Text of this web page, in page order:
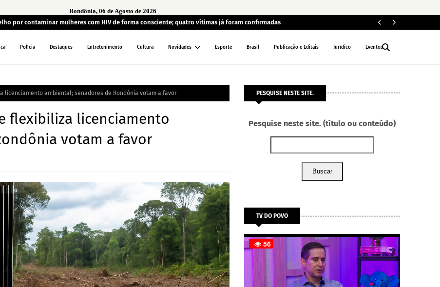
Rondônia, 06 de Agosto de 2026
por contaminar mulheres com HIV de forma consciente; quatro vítimas já foram confirmadas
Polícia Destaques Entretenimento Cultura Novidades Esporte Brasil Publicação e Editais Jurídico Eventos
licenciamento ambiental; senadores de Rondônia votam a favor
flexibiliza licenciamento
votam a favor
PESQUISE NESTE SITE.
Pesquise neste site. (título ou conteúdo)
Buscar
TV DO POVO